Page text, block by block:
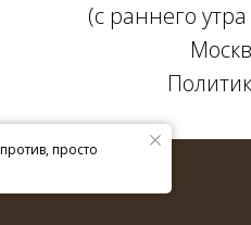
(с раннего
просто